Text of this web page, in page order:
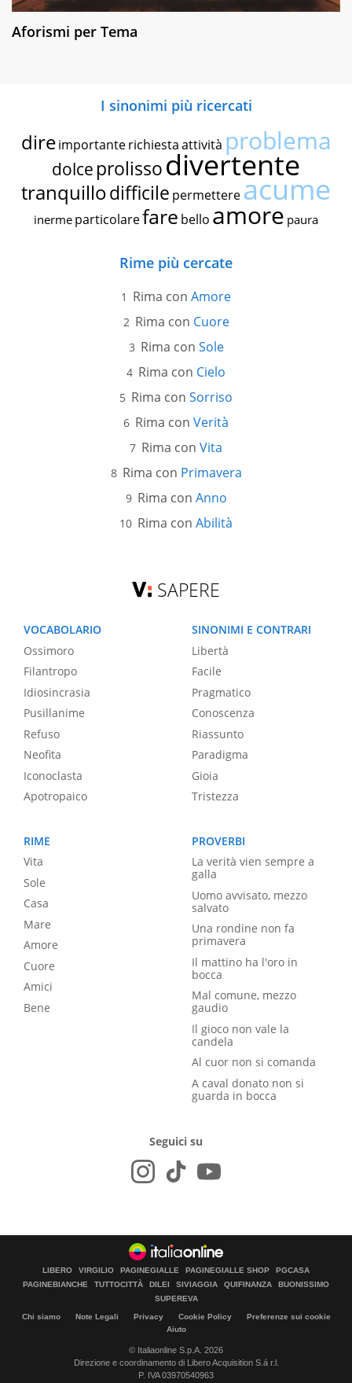
Aforismi per Tema
I sinonimi più ricercati
dire importante richiestaattività problema
dolce prolissodivertente
tranquillodifficile permettereacume
inerme particolarefare bello amore paura
Rime più cercate
Rima con Amore
Rima con Cuore
Rima con Sole
Rima con Cielo
Rima con Sorriso
Rima con Verità
Rima con Vita
Rima con Primavera
Rima con Anno
Rima con Abilità
SAPERE
VOCABOLARIO
Ossimoro
Filantropo
Idiosincrasia
Pusillanime
Refuso
Neofita
Iconoclasta
Apotropaico
SINONIMI E CONTRARI
Libertà
Facile
Pragmatico
Conoscenza
Riassunto
Paradigma
Gioia
Tristezza
RIME
Vita
Sole
Casa
Mare
Amore
Cuore
Amici
Bene
PROVERBI
La verità vien sempre a
galla
Uomo avvisato, mezzo
salvato
Una rondine non fa
primavera
Il mattino ha l'oro in
bocca
Mal comune, mezzo
gaudio
Il gioco non vale la
candela
Al cuor non si comanda
A caval donato non si
guarda in bocca
Seguici su
LIBERO VIRGILIO PAGINEGIALLE PAGINEGIALLE SHOP
PGCASA
PAGINEBIANCHE
TUTTOCITTÀ DILEI SIVIAGGIA QUIFINANZA
BUONISSIMO
SUPEREVA
Chi siamo Note Legali Privacy Cookie Policy
Preferenze sui cookie
Aiuto
© Italiaonline S.p.A. 2026
Direzione e coordinamento di Libero Acquisition S.á r.l.
P. IVA 03970540963